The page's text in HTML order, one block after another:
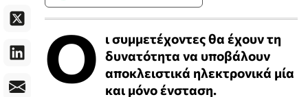
Ο ι συμμετέχοντες θα έχουν τη
δυνατότητα να υποβάλουν
αποκλειστικά ηλεκτρονικά μία
και μόνο ένσταση.